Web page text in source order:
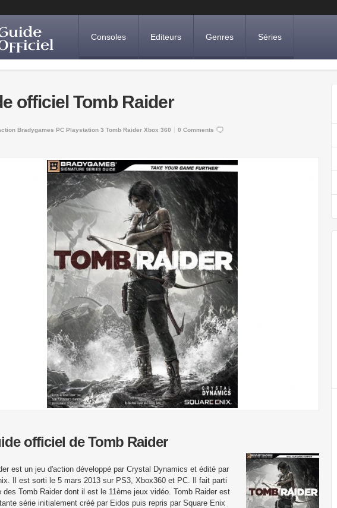
Consoles Editeurs Genres Séries
officiel Tomb Raider
Bradygames PC Playstation 3 Tomb Raider Xbox 360 0 Comments
officiel de Tomb Raider
est un jeu d'action développé par Crystal Dynamics et édité par
Il est sorti le 5 mars 2013 sur PS3, Xbox360 et PC. Il fait parti
des Tomb Raider dont il est le 11ème jeux vidéo. Tomb Raider est
série initialement créé par Eidos puis repris par Square Enix